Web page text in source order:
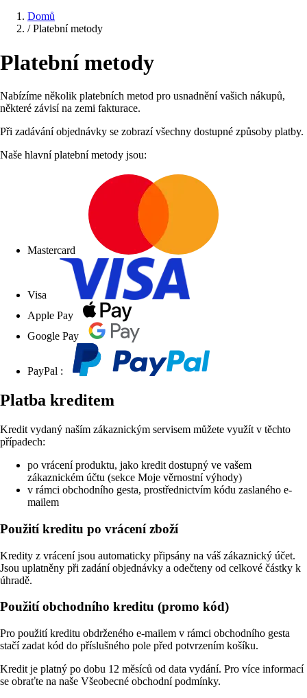
Domů
/ Platební metody
Platební metody
Nabízíme několik platebních metod pro usnadnění vašich nákupů,
některé závisí na zemi fakturace.
Při zadávání objednávky se zobrazí všechny dostupné způsoby platby.
Naše hlavní platební metody jsou:
Mastercard
Visa
Apple Pay
Google Pay
PayPal :
Platba kreditem
Kredit vydaný naším zákaznickým servisem můžete využít v těchto
případech:
po vrácení produktu, jako kredit dostupný ve vašem
zákaznickém účtu (sekce Moje věrnostní výhody)
v rámci obchodního gesta, prostřednictvím kódu zaslaného e-
mailem
Použití kreditu po vrácení zboží
Kredity z vrácení jsou automaticky připsány na váš zákaznický účet.
Jsou uplatněny při zadání objednávky a odečteny od celkové částky k
úhradě.
Použití obchodního kreditu (promo kód)
Pro použití kreditu obdrženého e-mailem v rámci obchodního gesta
stačí zadat kód do příslušného pole před potvrzením košíku.
Kredit je platný po dobu 12 měsíců od data vydání. Pro více informací
se obraťte na naše Všeobecné obchodní podmínky.